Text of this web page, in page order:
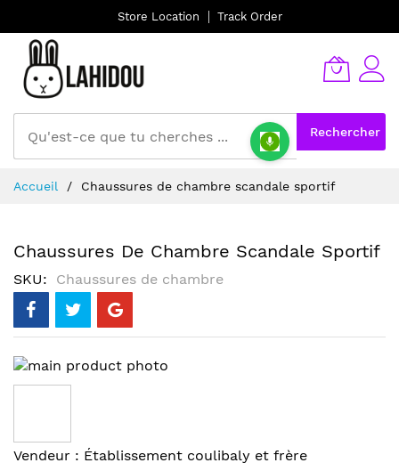
Store Location Track Order
Rechercher
au
Accueil Chaussures de chambre scandale sportif
Chaussures De Chambre Scandale Sportif
SKU Chaussures de chambre
Skip
to
of
the
Skip
Vendeur : Établissement coulibaly et frère